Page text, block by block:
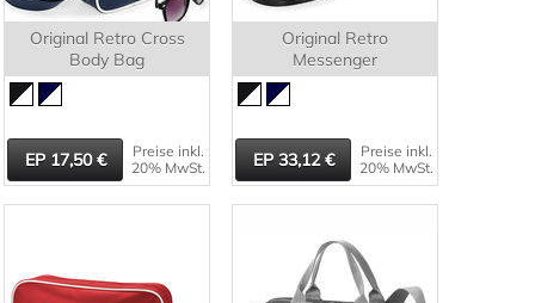
Original Retro Cross
Body Bag
17,50
Preise inkl.
20% MwSt.
Original Retro
Messenger
33,12
Preise inkl.
20% MwSt.